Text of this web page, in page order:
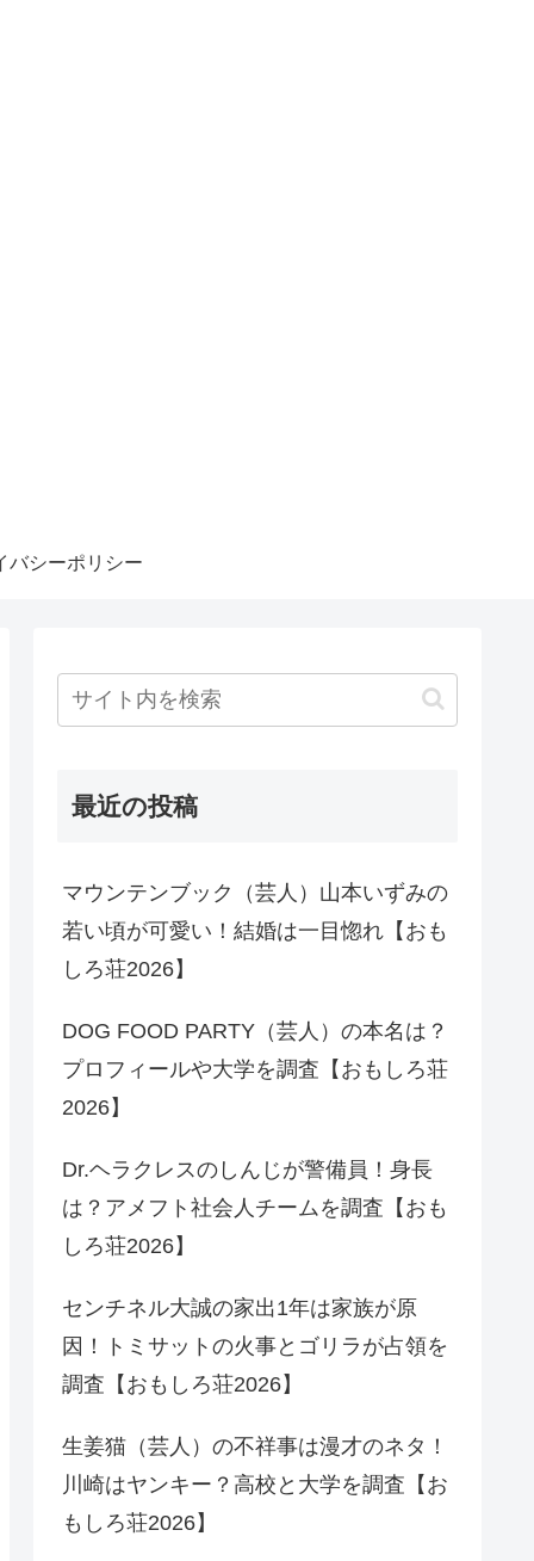
バシーポリシー
最近の投稿
マウンテンブック（芸人）山本いずみの
若い頃が可愛い！結婚は一目惚れ【おも
しろ荘2026】
DOG FOOD PARTY（芸人）の本名は？
プロフィールや大学を調査【おもしろ荘
2026】
Dr.ヘラクレスのしんじが警備員！身長
は？アメフト社会人チームを調査【おも
しろ荘2026】
センチネル大誠の家出1年は家族が原
因！トミサットの火事とゴリラが占領を
調査【おもしろ荘2026】
生姜猫（芸人）の不祥事は漫才のネタ！
川崎はヤンキー？高校と大学を調査【お
もしろ荘2026】